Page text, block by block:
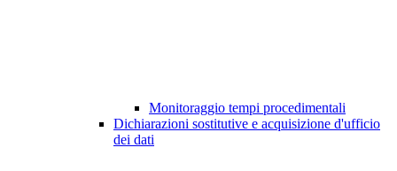
Monitoraggio tempi procedimentali
Dichiarazioni sostitutive e acquisizione d'ufficio
dei dati